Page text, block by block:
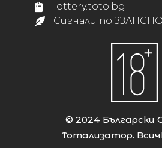
lottery.toto.bg
Сигнали по
© 2024 Български
Тотализатор.